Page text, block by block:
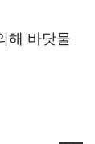
해 바닷물